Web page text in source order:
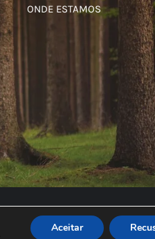
ONDE ESTAMOS
Aceitar